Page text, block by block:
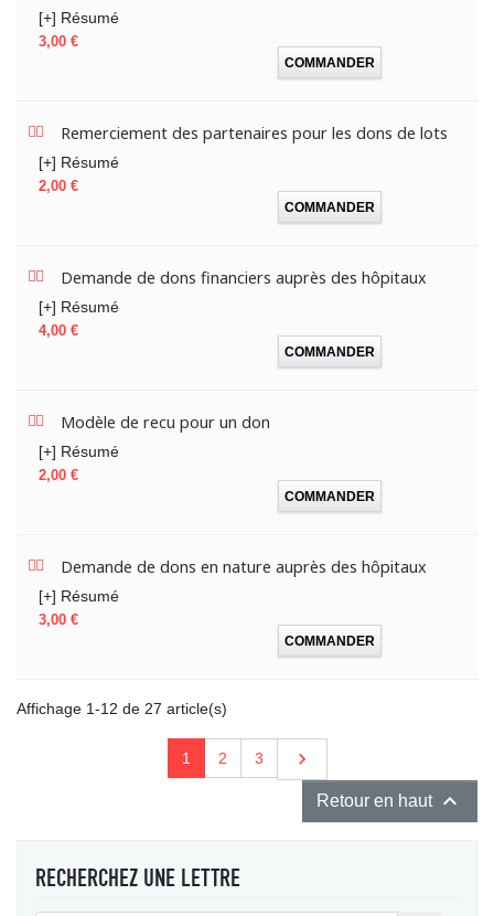
[+] Résumé
Prix
3,00 €
COMMANDER
Remerciement des partenaires pour les dons de lots
[+] Résumé
Prix
2,00 €
COMMANDER
Demande de dons financiers auprès des hôpitaux
[+] Résumé
Prix
4,00 €
COMMANDER
Modèle de recu pour un don
[+] Résumé
Prix
2,00 €
COMMANDER
Demande de dons en nature auprès des hôpitaux
[+] Résumé
Prix
3,00 €
COMMANDER
Affichage 1-12 de 27 article(s)
1 2 3 Suivant

Retour en haut 
RECHERCHEZ UNE LETTRE